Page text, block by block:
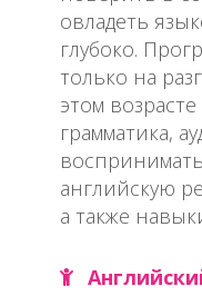
овладеть
глубоко.
только на
этом
грамматика,
английскую
а также